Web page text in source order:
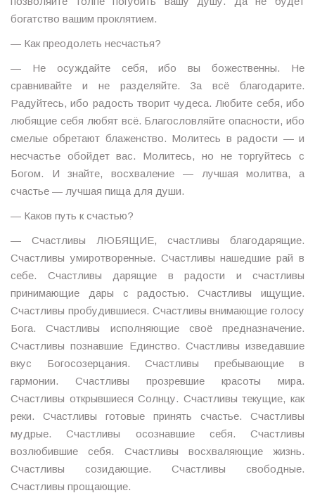
богатство вашим проклятием.
— Как преодолеть несчастья?
— Не осуждайте себя, ибо вы божественны. Не
сравнивайте и не разделяйте. За всё благодарите.
Радуйтесь, ибо радость творит чудеса. Любите себя, ибо
любящие себя любят всё. Благословляйте опасности, ибо
смелые обретают блаженство. Молитесь в радости — и
несчастье обойдет вас. Молитесь, но не торгуйтесь с
Богом. И знайте, восхваление — лучшая молитва, а
счастье — лучшая пища для души.
— Каков путь к счастью?
— Счастливы ЛЮБЯЩИЕ, счастливы благодарящие.
Счастливы умиротворенные. Счастливы нашедшие рай в
себе. Счастливы дарящие в радости и счастливы
принимающие дары с радостью. Счастливы ищущие.
Счастливы пробудившиеся. Счастливы внимающие голосу
Бога. Счастливы исполняющие своё предназначение.
Счастливы познавшие Единство. Счастливы изведавшие
вкус Богосозерцания. Счастливы пребывающие в
гармонии. Счастливы прозревшие красоты мира.
Счастливы открывшиеся Солнцу. Счастливы текущие, как
реки. Счастливы готовые принять счастье. Счастливы
мудрые. Счастливы осознавшие себя. Счастливы
возлюбившие себя. Счастливы восхваляющие жизнь.
Счастливы созидающие. Счастливы свободные.
Счастливы прощающие.